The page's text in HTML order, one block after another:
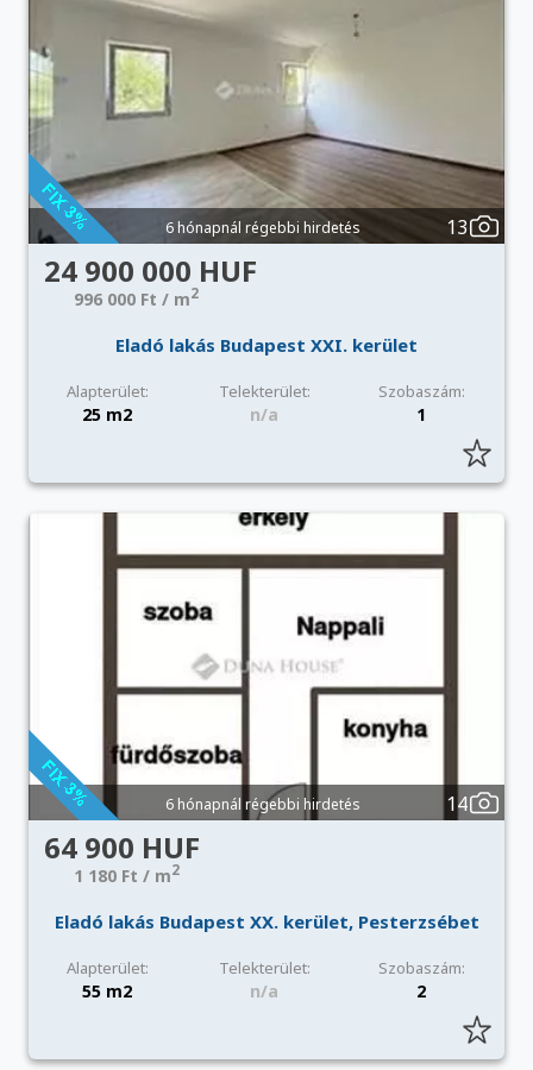
6 hónapnál régebbi hirdetés 13
24 900 000 HUF
996 000 Ft / m2
Eladó lakás Budapest XXI. kerület
Alapterület: Telekterület: Szobaszám:
25 m2 n/a 1
6 hónapnál régebbi hirdetés 14
64 900 HUF
1 180 Ft / m2
Eladó lakás Budapest XX. kerület, Pesterzsébet
Alapterület: Telekterület: Szobaszám:
55 m2 n/a 2